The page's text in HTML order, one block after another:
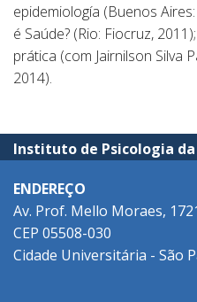
epidemiología (Buenos
é Saúde? (Rio: Fiocruz,
prática (com Jairnilson Silva
2014).
Instituto de Psicologia da
ENDEREÇO
Av. Prof. Mello Moraes,
CEP 05508-030
Cidade Universitária - São